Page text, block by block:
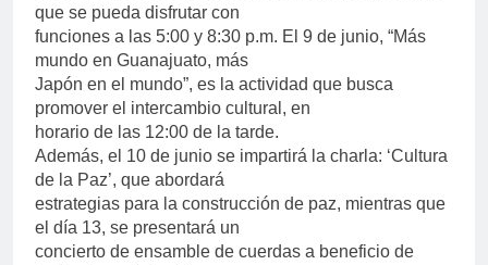
que se pueda disfrutar con
funciones a las 5:00 y 8:30 p.m. El 9 de junio, “Más
mundo en Guanajuato, más
Japón en el mundo”, es la actividad que busca
promover el intercambio cultural, en
horario de las 12:00 de la tarde.
Además, el 10 de junio se impartirá la charla: ‘Cultura
de la Paz’, que abordará
estrategias para la construcción de paz, mientras que
el día 13, se presentará un
concierto de ensamble de cuerdas a beneficio de